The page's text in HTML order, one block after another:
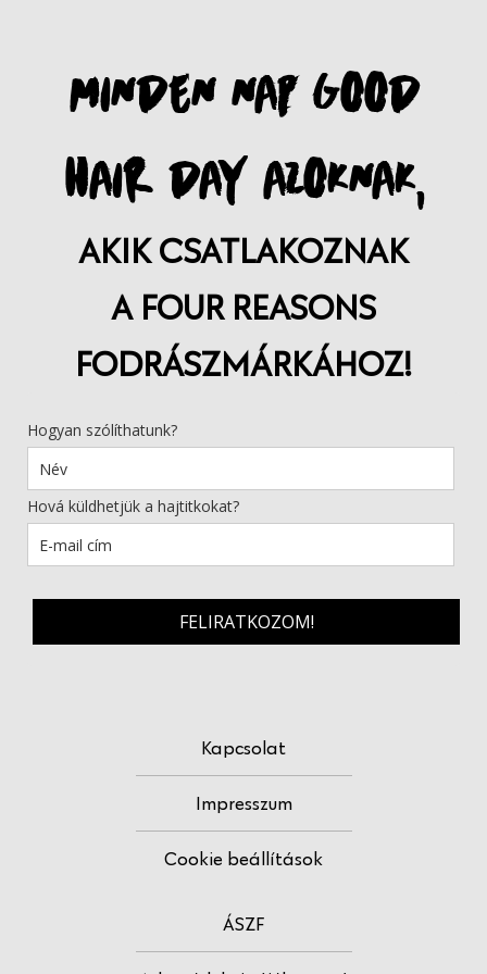
MINDEN NAP GOOD
HAIR DAY AZOKNAK,
AKIK CSATLAKOZNAK
A FOUR REASONS
FODRÁSZMÁRKÁHOZ!
Hogyan szólíthatunk?
Hová küldhetjük a hajtitkokat?
FELIRATKOZOM!
Kapcsolat
Impresszum
Cookie beállítások
ÁSZF